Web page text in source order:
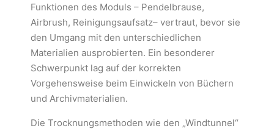
Funktionen des Moduls – Pendelbrause,
Airbrush, Reinigungsaufsatz– vertraut, bevor sie
den Umgang mit den unterschiedlichen
Materialien ausprobierten. Ein besonderer
Schwerpunkt lag auf der korrekten
Vorgehensweise beim Einwickeln von Büchern
und Archivmaterialien.
Die Trocknungsmethoden wie den „Windtunnel“